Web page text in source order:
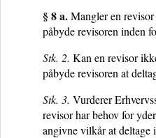
§ 8 a.Mangler en
påbyde revisoren inden
Stk. 2. Kan en revisor
påbyde revisoren at
Stk. 3. Vurderer
revisor har behov for
angivne vilkår at deltage